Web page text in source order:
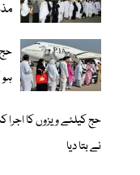
حج کیلئے ویزوں کا
نے بتا دیا